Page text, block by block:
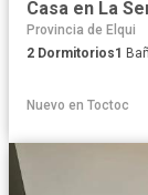
Casa en La
Provincia de Elqui
2 Dormitorios1
Nuevo en Toctoc